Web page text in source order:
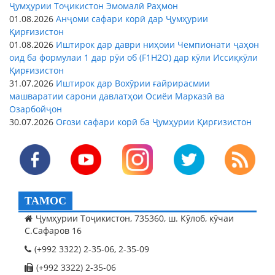
Ҷумҳурии Тоҷикистон Эмомалӣ Раҳмон
01.08.2026 Анҷоми сафари корӣ дар Ҷумҳурии
Қирғизистон
01.08.2026 Иштирок дар даври ниҳоии Чемпионати ҷаҳон
оид ба формулаи 1 дар рӯи об (F1H2O) дар кӯли Иссиқкӯли
Қирғизистон
31.07.2026 Иштирок дар Вохӯрии ғайрирасмии
машваратии сарони давлатҳои Осиёи Марказӣ ва
Озарбойҷон
30.07.2026 Оғози сафари корӣ ба Ҷумҳурии Қирғизистон
ТАМОС
Ҷумҳурии Тоҷикистон, 735360, ш. Кӯлоб, кӯчаи
С.Сафаров 16
(+992 3322) 2-35-06, 2-35-09
(+992 3322) 2-35-06